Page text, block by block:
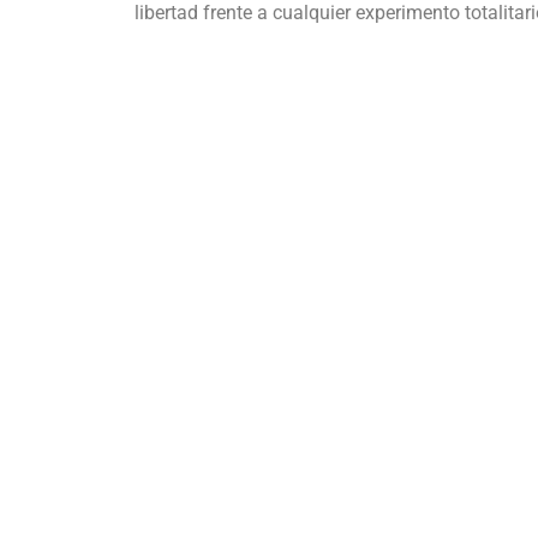
libertad frente a cualquier experimento